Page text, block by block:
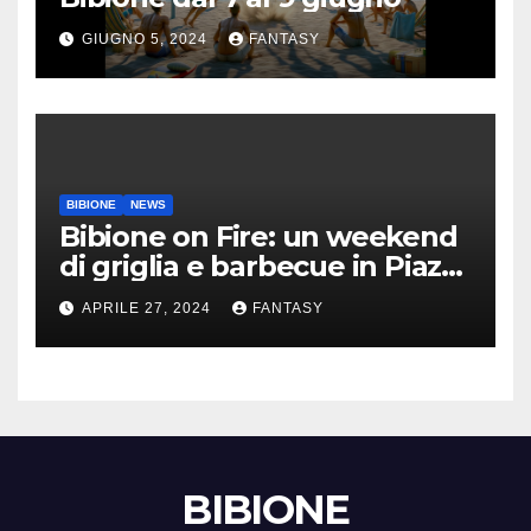
GIUGNO 5, 2024 FANTASY
BIBIONE NEWS
Bibione on Fire: un weekend
di griglia e barbecue in Piazza
Treviso
APRILE 27, 2024 FANTASY
BIBIONE